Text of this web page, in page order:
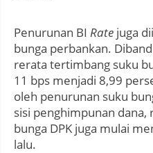
Penurunan BI Rate juga
bunga perbankan.
rerata tertimbang suku
11 bps menjadi 8,99
oleh penurunan suku
sisi penghimpunan
bunga DPK juga mulai
lalu.